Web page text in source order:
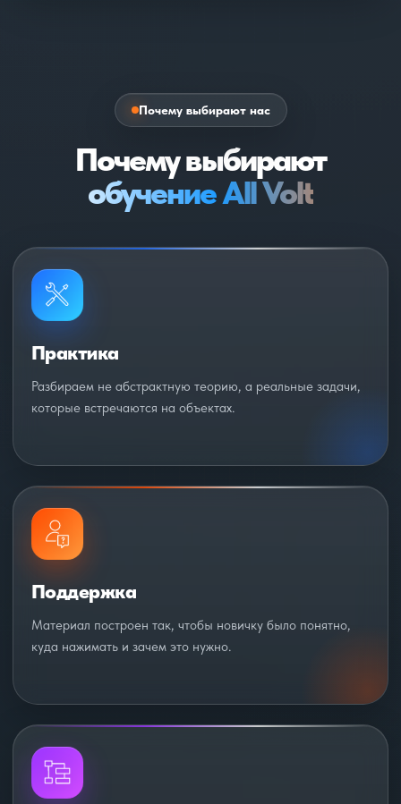
Почему выбирают нас
Почему выбирают
обучение All Volt
Практика
Разбираем не абстрактную теорию, а реальные задачи,
которые встречаются на объектах.
Поддержка
Материал построен так, чтобы новичку было понятно,
куда нажимать и зачем это нужно.